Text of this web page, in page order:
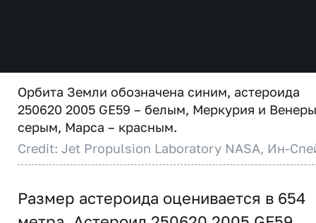
Орбита Земли обозначена синим, астероида
250620 2005 GE59 – белым, Меркурия и
серым, Марса – красным.
Credit: Jet Propulsion Laboratory NASA, Ин-
Размер астероида оценивается в 654